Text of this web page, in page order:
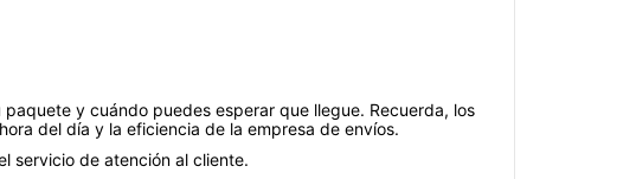
y cuándo puedes esperar que llegue. Recuerda, los
del día y la eficiencia de la empresa de envíos.
servicio de atención al cliente.